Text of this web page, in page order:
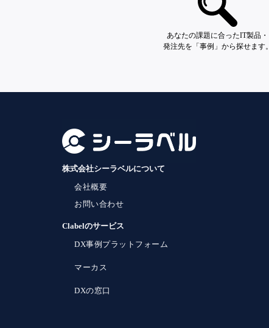
あなたの課題に合ったIT製品・
発注先を「事例」から探せます。
株式会社シーラベルについて
会社概要
お問い合わせ
Clabelのサービス
DX事例プラットフォーム
マーカス
DXの窓口